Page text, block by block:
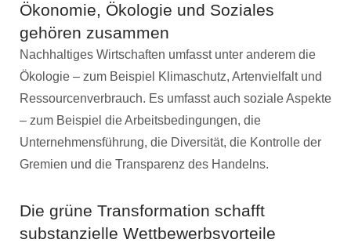
Ökonomie, Ökologie und Soziales
gehören zusammen
Nachhaltiges Wirtschaften umfasst unter anderem die
Ökologie – zum Beispiel Klimaschutz, Artenvielfalt und
Ressourcenverbrauch. Es umfasst auch soziale Aspekte
– zum Beispiel die Arbeitsbedingungen, die
Unternehmensführung, die Diversität, die Kontrolle der
Gremien und die Transparenz des Handelns.
Die grüne Transformation schafft
substanzielle Wettbewerbsvorteile